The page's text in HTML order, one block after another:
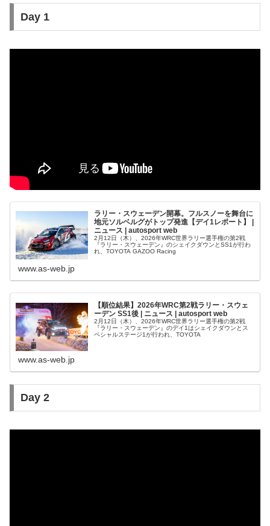
Day 1
ラリー・スウェーデン開幕。フルスノーを舞台に
地元ソルベルグがトップ発進【デイ1レポート】 |
ニュース | autosport web
2月12日（木）、2026年WRC世界ラリー選手権の第2戦
『ラリー・スウェーデン』のシェイクダウンとSS1が行わ
れ、TOYOTA GAZOO Racing
www.as-web.jp
【順位結果】2026年WRC第2戦ラリー・スウェ
ーデン SS1後 | ニュース | autosport web
2月12日（木）、2026年WRC世界ラリー選手権の第2戦
『ラリー・スウェーデン』のデイ1はシェイクダウンとス
ペシャルステージ1が行われ、TOYOTA
www.as-web.jp
Day 2